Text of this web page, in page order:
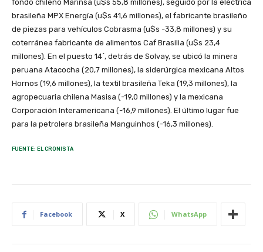
fondo chileno Marinsa (u$s 55,8 millones), seguido por la eléctrica
brasileña MPX Energía (u$s 41,6 millones), el fabricante brasileño
de piezas para vehículos Cobrasma (u$s -33,8 millones) y su
coterránea fabricante de alimentos Caf Brasilia (u$s 23,4
millones). En el puesto 14´, detrás de Solvay, se ubicó la minera
peruana Atacocha (20,7 millones), la siderúrgica mexicana Altos
Hornos (19,6 millones), la textil brasileña Teka (19,3 millones), la
agropecuaria chilena Masisa (-19,0 millones) y la mexicana
Corporación Interamericana (-16,9 millones). El último lugar fue
para la petrolera brasileña Manguinhos (-16,3 millones).
FUENTE: EL CRONISTA
Facebook X WhatsApp